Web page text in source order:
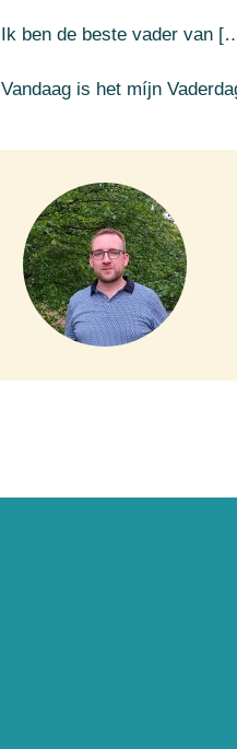
Ik ben de beste vader van
Vandaag is het míjn